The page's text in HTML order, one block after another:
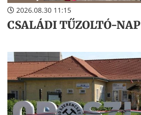
2026.08.30 11:15
CSALÁDI TŰZOLTÓ-NAP